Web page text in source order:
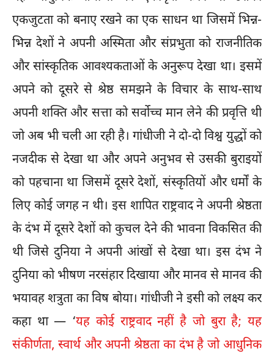
एकजुटता को बनाए रखने का एक साधन था जिसमें भिन्न-
भिन्न देशों ने अपनी अस्मिता और संप्रभुता को राजनीतिक
और सांस्कृतिक आवश्यकताओं के अनुरूप देखा था। इसमें
अपने को दूसरे से श्रेष्ठ समझने के विचार के साथ-साथ
अपनी शक्ति और सत्ता को सर्वोच्च मान लेने की प्रवृत्ति थी
जो अब भी चली आ रही है। गांधीजी ने दो-दो विश्व युद्धों को
नजदीक से देखा था और अपने अनुभव से उसकी बुराइयों
को पहचाना था जिसमें दूसरे देशों, संस्कृतियों और धर्मों के
लिए कोई जगह न थी। इस शापित राष्ट्रवाद ने अपनी श्रेष्ठता
के दंभ में दूसरे देशों को कुचल देने की भावना विकसित की
थी जिसे दुनिया ने अपनी आंखों से देखा था। इस दंभ ने
दुनिया को भीषण नरसंहार दिखाया और मानव से मानव की
भयावह शत्रुता का विष बोया। गांधीजी ने इसी को लक्ष्य कर
कहा था — ‘यह कोई राष्ट्रवाद नहीं है जो बुरा है; यह
संकीर्णता, स्वार्थ और अपनी श्रेष्ठता का दंभ है जो आधुनिक